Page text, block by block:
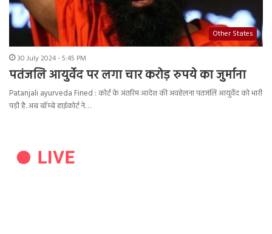
Other States
30 July 2024 - 5:45 PM
पतंजलि आयुर्वेद पर लगा चार करोड़ रुपये का जुर्माना
Patanjali ayurveda Fined : कोर्ट के अंतरिम आदेश की अवहेलना पतजंलि आयुर्वेद को भारी
पड़ी है. अब बॉम्बे हाईकोर्ट ने…